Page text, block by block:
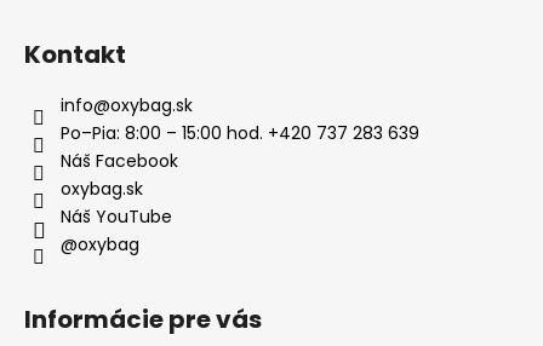
Kontakt
info@oxybag.sk
Po–Pia: 8:00 – 15:00 hod. +420 737 283 639
Náš Facebook
oxybag.sk
Náš YouTube
@oxybag
Informácie pre vás